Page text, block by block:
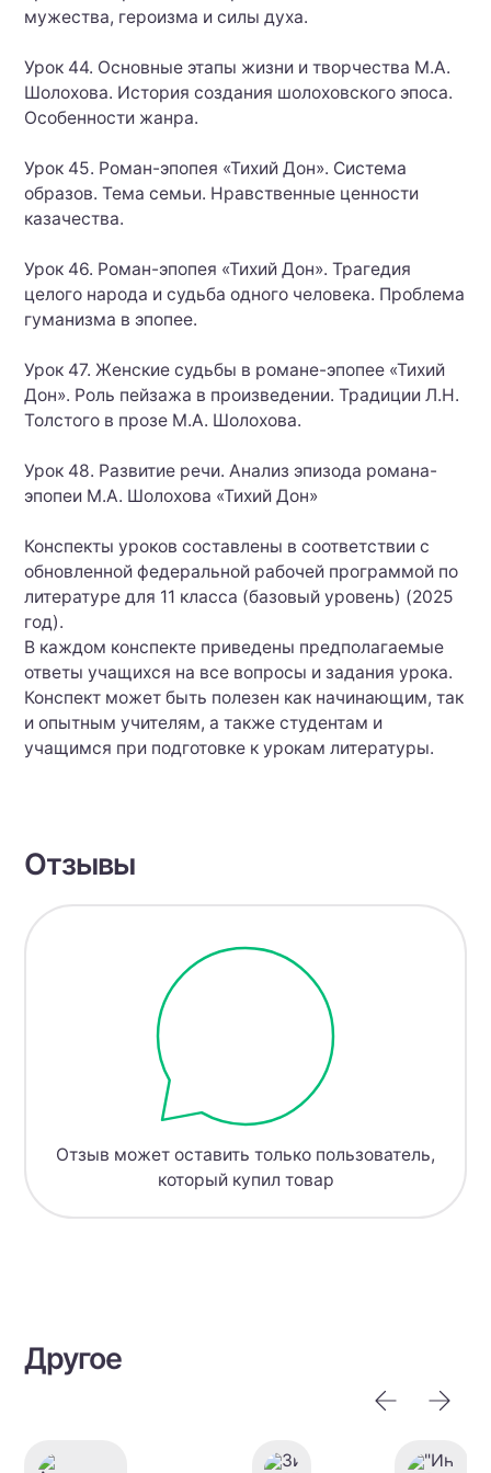
мужества, героизма и силы духа.
Урок 44. Основные этапы жизни и творчества М.А.
Шолохова. История создания шолоховского эпоса.
Особенности жанра.
Урок 45. Роман-эпопея «Тихий Дон». Система
образов. Тема семьи. Нравственные ценности
казачества.
Урок 46. Роман-эпопея «Тихий Дон». Трагедия
целого народа и судьба одного человека. Проблема
гуманизма в эпопее.
Урок 47. Женские судьбы в романе-эпопее «Тихий
Дон». Роль пейзажа в произведении. Традиции Л.Н.
Толстого в прозе М.А. Шолохова.
Урок 48. Развитие речи. Анализ эпизода романа-
эпопеи М.А. Шолохова «Тихий Дон»
Конспекты уроков составлены в соответствии с
обновленной федеральной рабочей программой по
литературе для 11 класса (базовый уровень) (2025
год).
В каждом конспекте приведены предполагаемые
ответы учащихся на все вопросы и задания урока.
Конспект может быть полезен как начинающим, так
и опытным учителям, а также студентам и
учащимся при подготовке к урокам литературы.
Отзывы
Отзыв может оставить только пользователь,
который купил товар
Другое